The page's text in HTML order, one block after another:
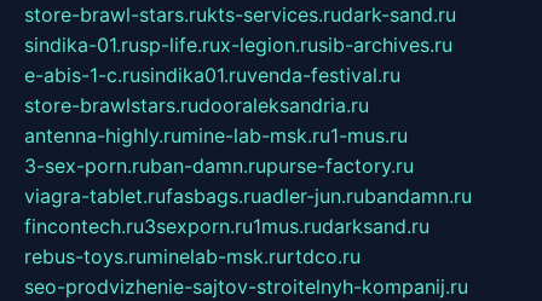
store-brawl-stars.rukts-services.rudark-sand.ru
sindika-01.rusp-life.rux-legion.rusib-archives.ru
e-abis-1-c.rusindika01.ruvenda-festival.ru
store-brawlstars.rudooraleksandria.ru
antenna-highly.rumine-lab-msk.ru1-mus.ru
3-sex-porn.ruban-damn.rupurse-factory.ru
viagra-tablet.rufasbags.ruadler-jun.rubandamn.ru
fincontech.ru3sexporn.ru1mus.rudarksand.ru
rebus-toys.ruminelab-msk.rurtdco.ru
seo-prodvizhenie-sajtov-stroitelnyh-kompanij.ru